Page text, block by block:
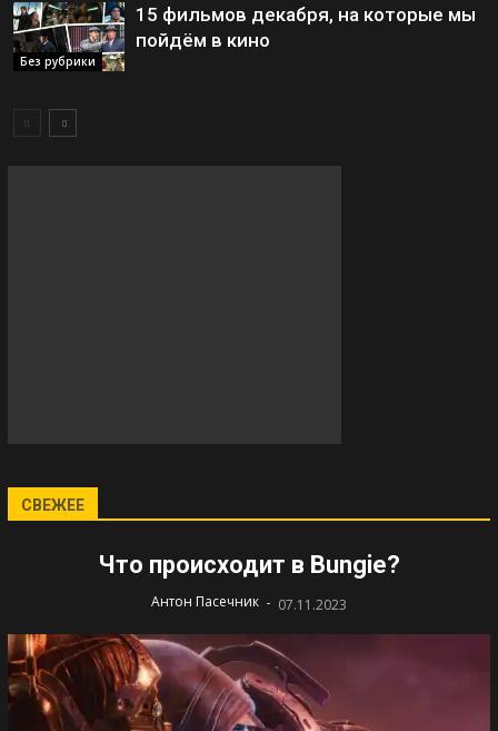
Без рубрики
15 фильмов декабря, на которые мы
пойдём в кино
СВЕЖЕЕ
Что происходит в Bungie?
Антон Пасечник - 07.11.2023